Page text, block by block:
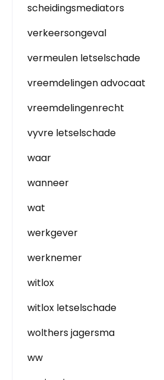
scheidingsmediators
verkeersongeval
vermeulen letselschade
vreemdelingen advocaat
vreemdelingenrecht
vyvre letselschade
waar
wanneer
wat
werkgever
werknemer
witlox
witlox letselschade
wolthers jagersma
ww